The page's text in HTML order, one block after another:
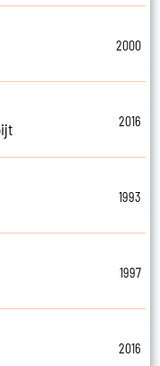
2000
2016
1993
1997
2016